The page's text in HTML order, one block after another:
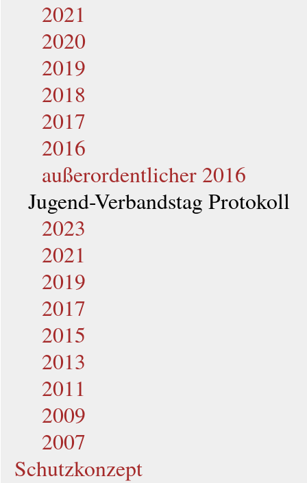
2021
2020
2019
2018
2017
2016
außerordentlicher 2016
Jugend-Verbandstag Protokoll
2023
2021
2019
2017
2015
2013
2011
2009
2007
Schutzkonzept